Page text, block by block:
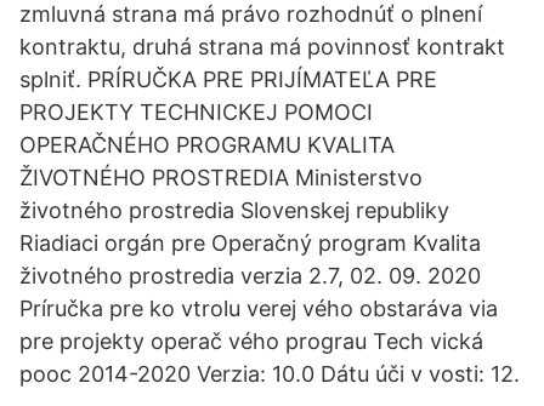
zmluvná strana má právo rozhodnúť o plnení
kontraktu, druhá strana má povinnosť kontrakt
splniť. PRÍRUČKA PRE PRIJÍMATEĽA PRE
PROJEKTY TECHNICKEJ POMOCI
OPERAČNÉHO PROGRAMU KVALITA
ŽIVOTNÉHO PROSTREDIA Ministerstvo
životného prostredia Slovenskej republiky
Riadiaci orgán pre Operačný program Kvalita
životného prostredia verzia 2.7, 02. 09. 2020
Príručka pre ko vtrolu verej vého obstaráva via
pre projekty operač vého prograu Tech vická
pooc 2014-2020 Verzia: 10.0 Dátu úči v vosti: 12.